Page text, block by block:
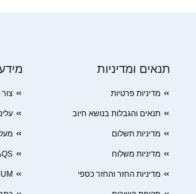
תנאים ומדיניות
מדיניות פרטיות
תנאים והגבלות בנושא חיוב
מדיניות תשלום
מדיניות משלוח
מדיניות החזר והחזר כספי